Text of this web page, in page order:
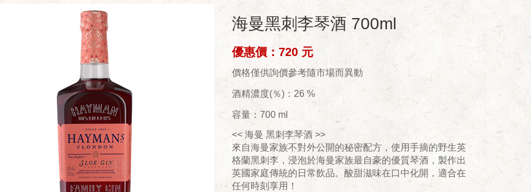
海曼黑刺李琴酒 700ml
優惠價：720 元
價格僅供詢價參考隨市場而異動
酒精濃度(％)：26 %
容量：700 ml
<< 海曼 黑刺李琴酒 >>
來自海曼家族不對外公開的秘密配方，使用手摘的野生英
格蘭黑刺李，浸泡於海曼家族最自豪的優質琴酒，製作出
英國家庭傳統的日常飲品。酸甜滋味在口中化開，適合在
任何時刻享用！